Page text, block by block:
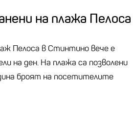
на плажа Пелоса
Пелоса в Стинтино вече е
на ден. На плажа са позволени
броят на посетителите